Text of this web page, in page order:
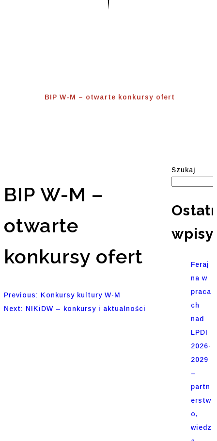
BIP W-M – otwarte konkursy ofert
BIP W-M –
otwarte
konkursy ofert
Nawigacja
Previous: Konkursy kultury W-M
Next: NIKiDW – konkursy i aktualności
Szukaj
wpisy
Feraj
na w
praca
ch
nad
LPDI
2026-
2029
–
partn
erstw
o,
wiedz